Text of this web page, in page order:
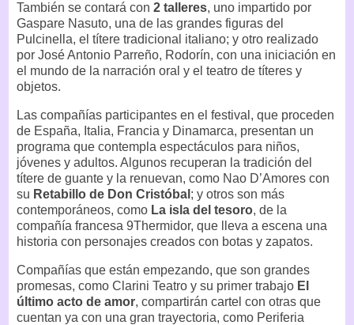
También se contará con 2 talleres, uno impartido por
Gaspare Nasuto, una de las grandes figuras del
Pulcinella, el títere tradicional italiano; y otro realizado
por José Antonio Parreño, Rodorín, con una iniciación en
el mundo de la narración oral y el teatro de títeres y
objetos.
Las compañías participantes en el festival, que proceden
de España, Italia, Francia y Dinamarca, presentan un
programa que contempla espectáculos para niños,
jóvenes y adultos. Algunos recuperan la tradición del
títere de guante y la renuevan, como Nao D’Amores con
su Retabillo de Don Cristóbal ; y otros son más
contemporáneos, como La isla del tesoro, de la
compañía francesa 9Thermidor, que lleva a escena una
historia con personajes creados con botas y zapatos.
Compañías que están empezando, que son grandes
promesas, como Clarini Teatro y su primer trabajo El
último acto de amor, compartirán cartel con otras que
cuentan ya con una gran trayectoria, como Periferia